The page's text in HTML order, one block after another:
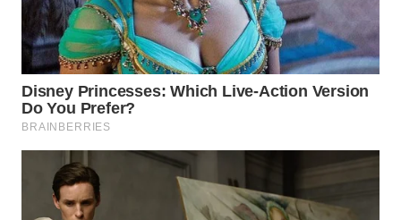
PAKPAK
WN
KARAWANG
WN
WN
BOGOR